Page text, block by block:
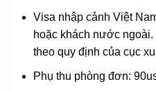
Visa nhập cảnh Việt
hoặc khách nước
theo quy định của cục
Phụ thu phòng đơn: